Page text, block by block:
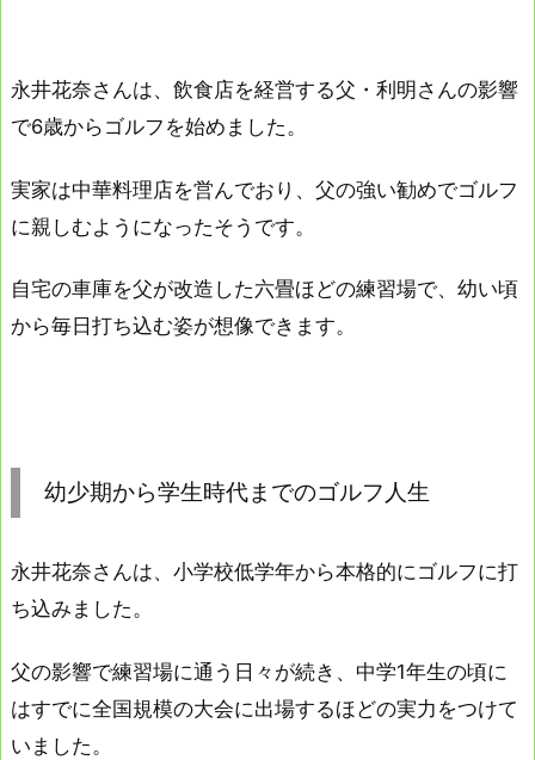
永井花奈さんは、飲食店を経営する父・利明さんの影響
で6歳からゴルフを始めました。
実家は中華料理店を営んでおり、父の強い勧めでゴルフ
に親しむようになったそうです。
自宅の車庫を父が改造した六畳ほどの練習場で、幼い頃
から毎日打ち込む姿が想像できます。
幼少期から学生時代までのゴルフ人生
永井花奈さんは、小学校低学年から本格的にゴルフに打
ち込みました。
父の影響で練習場に通う日々が続き、中学1年生の頃に
はすでに全国規模の大会に出場するほどの実力をつけて
いました。